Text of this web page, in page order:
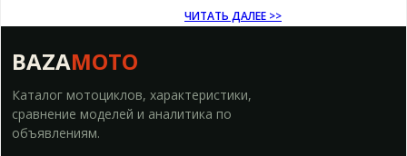
ЧИТАТЬ ДАЛЕЕ >>
BAZAMOTO
Каталог мотоциклов, характеристики,
сравнение моделей и аналитика по
объявлениям.